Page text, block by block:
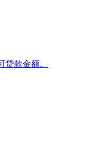
款金额。